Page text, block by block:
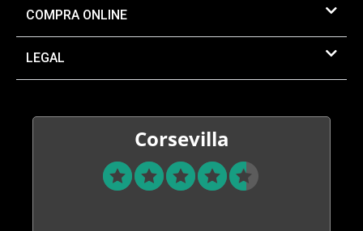
COMPRA ONLINE
LEGAL
Corsevilla